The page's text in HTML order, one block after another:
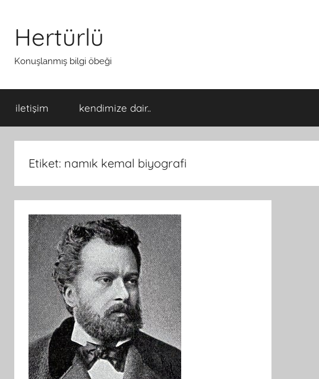
Hertürlü
Konuşlanmış bilgi öbeği
iletişim kendimize dair..
Etiket: namık kemal biyografi